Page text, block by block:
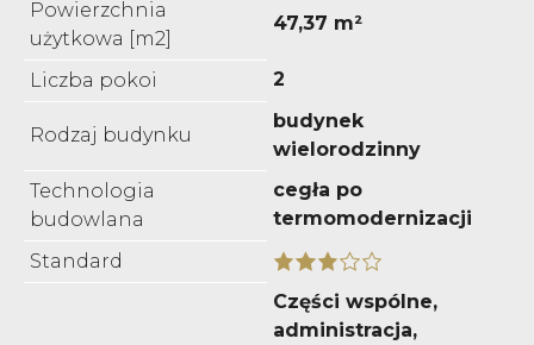
Powierzchnia
użytkowa [m2]
47,37 m²
Liczba pokoi 2
Rodzaj budynku
budynek
wielorodzinny
Technologia
budowlana
cegła po
termomodernizacji
Standard
Części wspólne,
administracja,